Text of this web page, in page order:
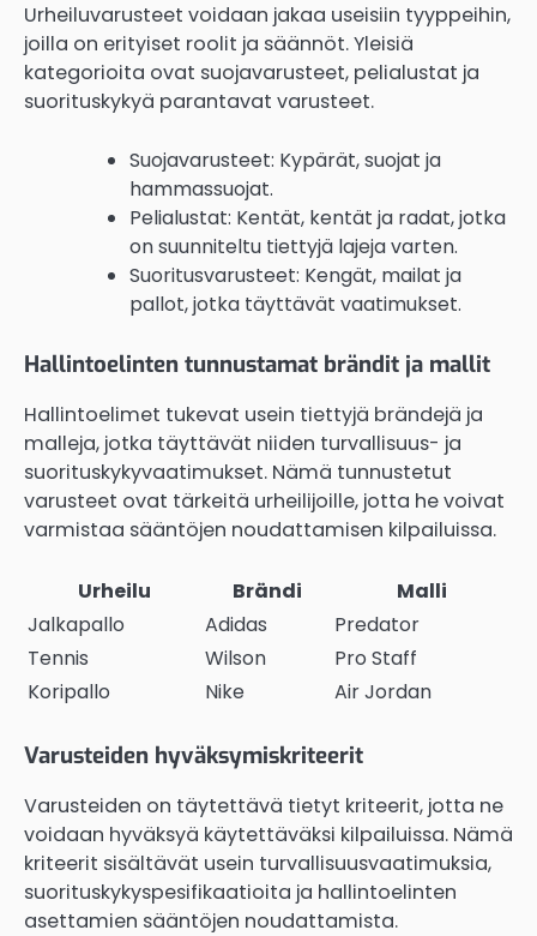
Urheiluvarusteet voidaan jakaa useisiin tyyppeihin,
joilla on erityiset roolit ja säännöt. Yleisiä
kategorioita ovat suojavarusteet, pelialustat ja
suorituskykyä parantavat varusteet.
Suojavarusteet: Kypärät, suojat ja
hammassuojat.
Pelialustat: Kentät, kentät ja radat, jotka
on suunniteltu tiettyjä lajeja varten.
Suoritusvarusteet: Kengät, mailat ja
pallot, jotka täyttävät vaatimukset.
Hallintoelinten tunnustamat brändit ja mallit
Hallintoelimet tukevat usein tiettyjä brändejä ja
malleja, jotka täyttävät niiden turvallisuus- ja
suorituskykyvaatimukset. Nämä tunnustetut
varusteet ovat tärkeitä urheilijoille, jotta he voivat
varmistaa sääntöjen noudattamisen kilpailuissa.
Urheilu Brändi
Malli
Jalkapallo
Adidas
Predator
Tennis
Wilson
Pro Staff
Koripallo
Nike Air Jordan
Varusteiden hyväksymiskriteerit
Varusteiden on täytettävä tietyt kriteerit, jotta ne
voidaan hyväksyä käytettäväksi kilpailuissa. Nämä
kriteerit sisältävät usein turvallisuusvaatimuksia,
suorituskykyspesifikaatioita ja hallintoelinten
asettamien sääntöjen noudattamista.